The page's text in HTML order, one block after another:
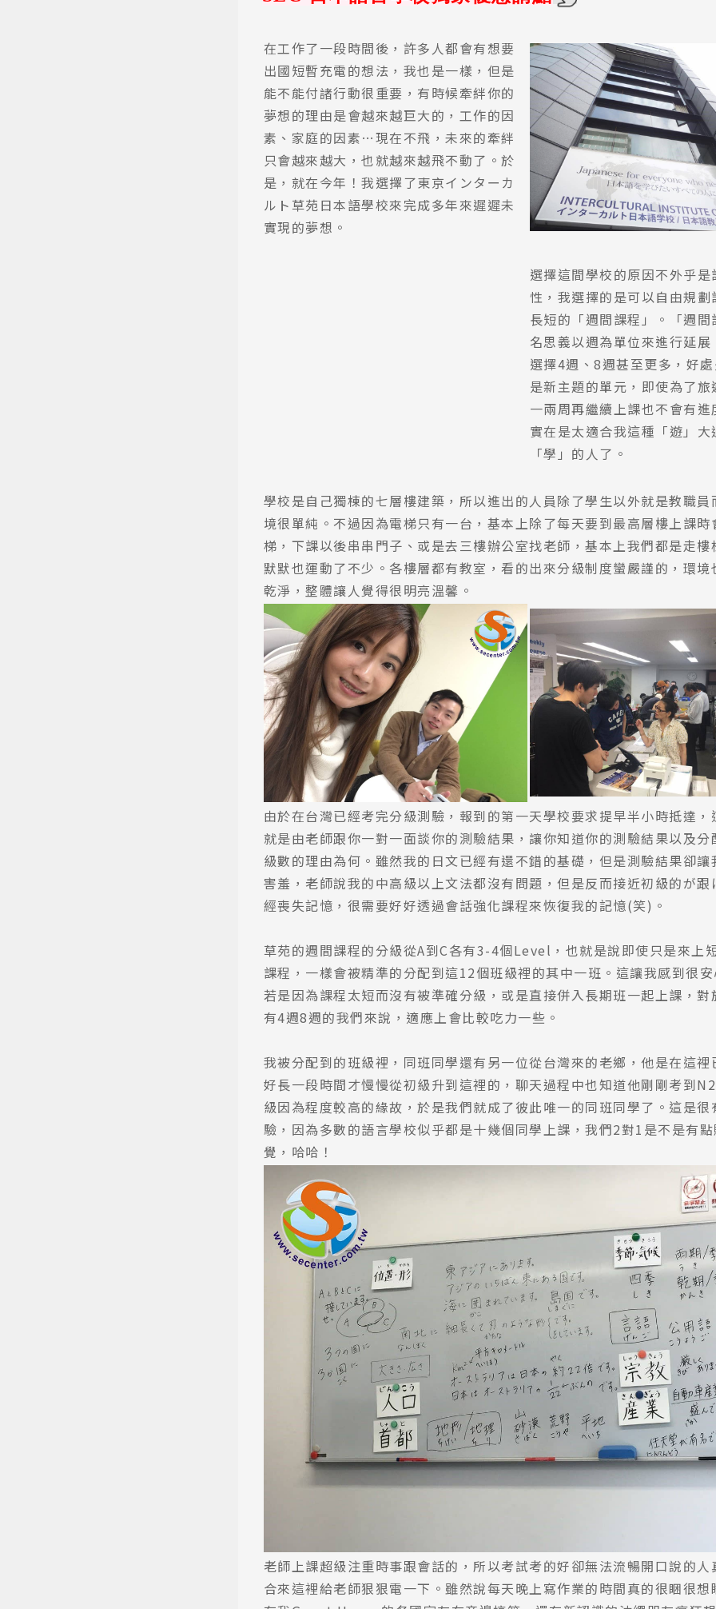
熱門搜尋： 護理 加拿大RO
在工作了一段時間後，許多人都會有想要
出國短暫充電的想法，我也是一樣，但是
能不能付諸行動很重要，有時候牽絆你的
夢想的理由是會越來越巨大的，工作的因
素、家庭的因素…現在不飛，未來的牽絆
只會越來越大，也就越來越飛不動了。於
是，就在今年！我選擇了東京インターカ
ルト草苑日本語學校來完成多年來遲遲未
實現的夢想。
選擇這間學校的原因不外乎
性，我選擇的是可以自由規劃
長短的「週間課程」。「週
名思義以週為單位來進行延
選擇4週、8週甚至更多，好
是新主題的單元，即使為了
一兩周再繼續上課也不會有
實在是太適合我這種「遊」大
「學」的人了。
學校是自己獨棟的七層樓建築，所以進出的人員除了學生以外就是教職員
境很單純。不過因為電梯只有一台，基本上除了每天要到最高層樓上課時
梯，下課以後串串門子、或是去三樓辦公室找老師，基本上我們都是走樓
默默也運動了不少。各樓層都有教室，看的出來分級制度蠻嚴謹的，環境
乾淨，整體讓人覺得很明亮溫馨。
由於在台灣已經考完分級測驗，報到的第一天學校要求提早半小時抵達，
就是由老師跟你一對一面談你的測驗結果，讓你知道你的測驗結果以及分
級數的理由為何。雖然我的日文已經有還不錯的基礎，但是測驗結果卻讓
害羞，老師說我的中高級以上文法都沒有問題，但是反而接近初級的が跟
經喪失記憶，很需要好好透過會話強化課程來恢復我的記憶(笑)。
草苑的週間課程的分級從A到C各有3-4個Level，也就是說即使只是來上
課程，一樣會被精準的分配到這12個班級裡的其中一班。這讓我感到很
若是因為課程太短而沒有被準確分級，或是直接併入長期班一起上課，對
有4週8週的我們來說，適應上會比較吃力一些。
我被分配到的班級裡，同班同學還有另一位從台灣來的老鄉，他是在這裡
好長一段時間才慢慢從初級升到這裡的，聊天過程中也知道他剛剛考到
級因為程度較高的緣故，於是我們就成了彼此唯一的同班同學了。這是很
驗，因為多數的語言學校似乎都是十幾個同學上課，我們2對1是不是有
覺，哈哈！
老師上課超級注重時事跟會話的，所以考試考的好卻無法流暢開口說的人
合來這裡給老師狠狠電一下。雖然說每天晚上寫作業的時間真的很睏很想